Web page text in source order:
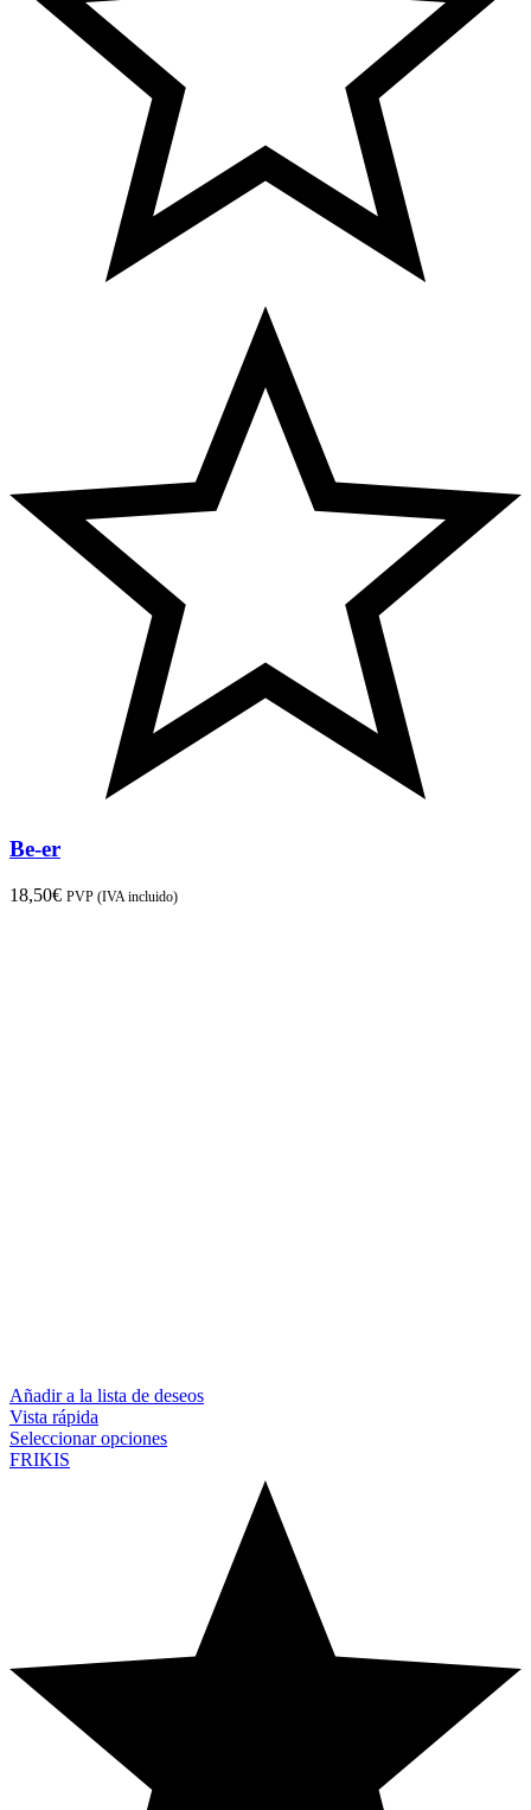
Be-er
18,50€ PVP (IVA incluido)
Añadir a la lista de deseos
Vista rápida
Seleccionar opciones
FRIKIS